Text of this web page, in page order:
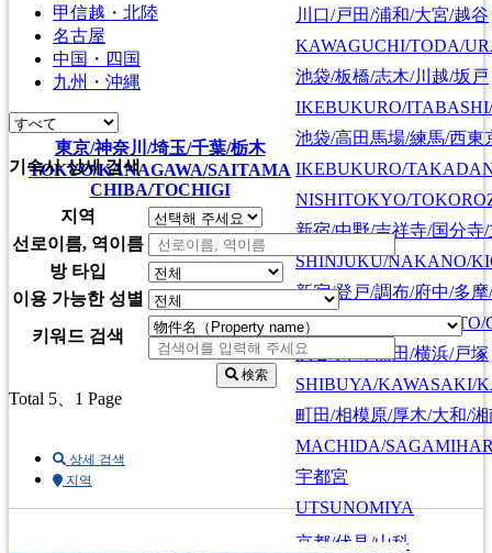
東京/神奈川/埼玉/千葉/栃木
TOKYO/KANAGAWA/SAITAMA
CHIBA/TOCHIGI
川口/戸田/浦和/大宮/越谷
KAWAGUCHI/TODA/
池袋/板橋/志木/川越/坂戸
IKEBUKURO/
池袋/高田馬場/練馬/西東
IKEBUKURO/
NISHITOKYO/
新宿/中野/吉祥寺/国分寺
SHINJUKU/NAKANO/
新宿/登戸/調布/府中/多
SHINJUKU/
渋谷/川崎/蒲田/横浜/戸塚
SHIBUYA/KAWASAKI/
町田/相模原/厚木/大和/湘
MACHIDA/
宇都宮
UTSUNOMIYA
京都/伏見/山科
甲信越・北陸
名古屋
中国・四国
九州・沖縄
기숙사 상세 검색
지역
선로이름, 역이름
방 타입
이용 가능한 성별
키워드 검색
検索
Total 5、1 Page
상세 검색
지역